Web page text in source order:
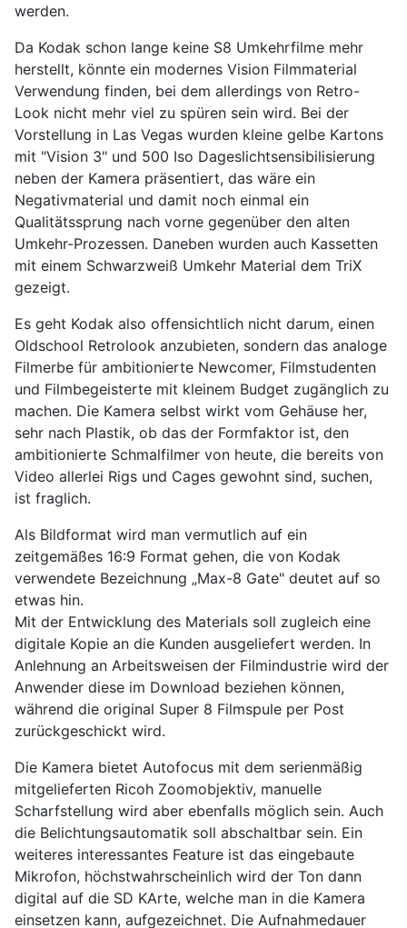
werden.
Da Kodak schon lange keine S8 Umkehrfilme mehr
herstellt, könnte ein modernes Vision Filmmaterial
Verwendung finden, bei dem allerdings von Retro-
Look nicht mehr viel zu spüren sein wird. Bei der
Vorstellung in Las Vegas wurden kleine gelbe Kartons
mit "Vision 3" und 500 Iso Dageslichtsensibilisierung
neben der Kamera präsentiert, das wäre ein
Negativmaterial und damit noch einmal ein
Qualitätssprung nach vorne gegenüber den alten
Umkehr-Prozessen. Daneben wurden auch Kassetten
mit einem Schwarzweiß Umkehr Material dem TriX
gezeigt.
Es geht Kodak also offensichtlich nicht darum, einen
Oldschool Retrolook anzubieten, sondern das analoge
Filmerbe für ambitionierte Newcomer, Filmstudenten
und Filmbegeisterte mit kleinem Budget zugänglich zu
machen. Die Kamera selbst wirkt vom Gehäuse her,
sehr nach Plastik, ob das der Formfaktor ist, den
ambitionierte Schmalfilmer von heute, die bereits von
Video allerlei Rigs und Cages gewohnt sind, suchen,
ist fraglich.
Als Bildformat wird man vermutlich auf ein
zeitgemäßes 16:9 Format gehen, die von Kodak
verwendete Bezeichnung „Max-8 Gate" deutet auf so
etwas hin.
Mit der Entwicklung des Materials soll zugleich eine
digitale Kopie an die Kunden ausgeliefert werden. In
Anlehnung an Arbeitsweisen der Filmindustrie wird der
Anwender diese im Download beziehen können,
während die original Super 8 Filmspule per Post
zurückgeschickt wird.
Die Kamera bietet Autofocus mit dem serienmäßig
mitgelieferten Ricoh Zoomobjektiv, manuelle
Scharfstellung wird aber ebenfalls möglich sein. Auch
die Belichtungsautomatik soll abschaltbar sein. Ein
weiteres interessantes Feature ist das eingebaute
Mikrofon, höchstwahrscheinlich wird der Ton dann
digital auf die SD KArte, welche man in die Kamera
einsetzen kann, aufgezeichnet. Die Aufnahmedauer